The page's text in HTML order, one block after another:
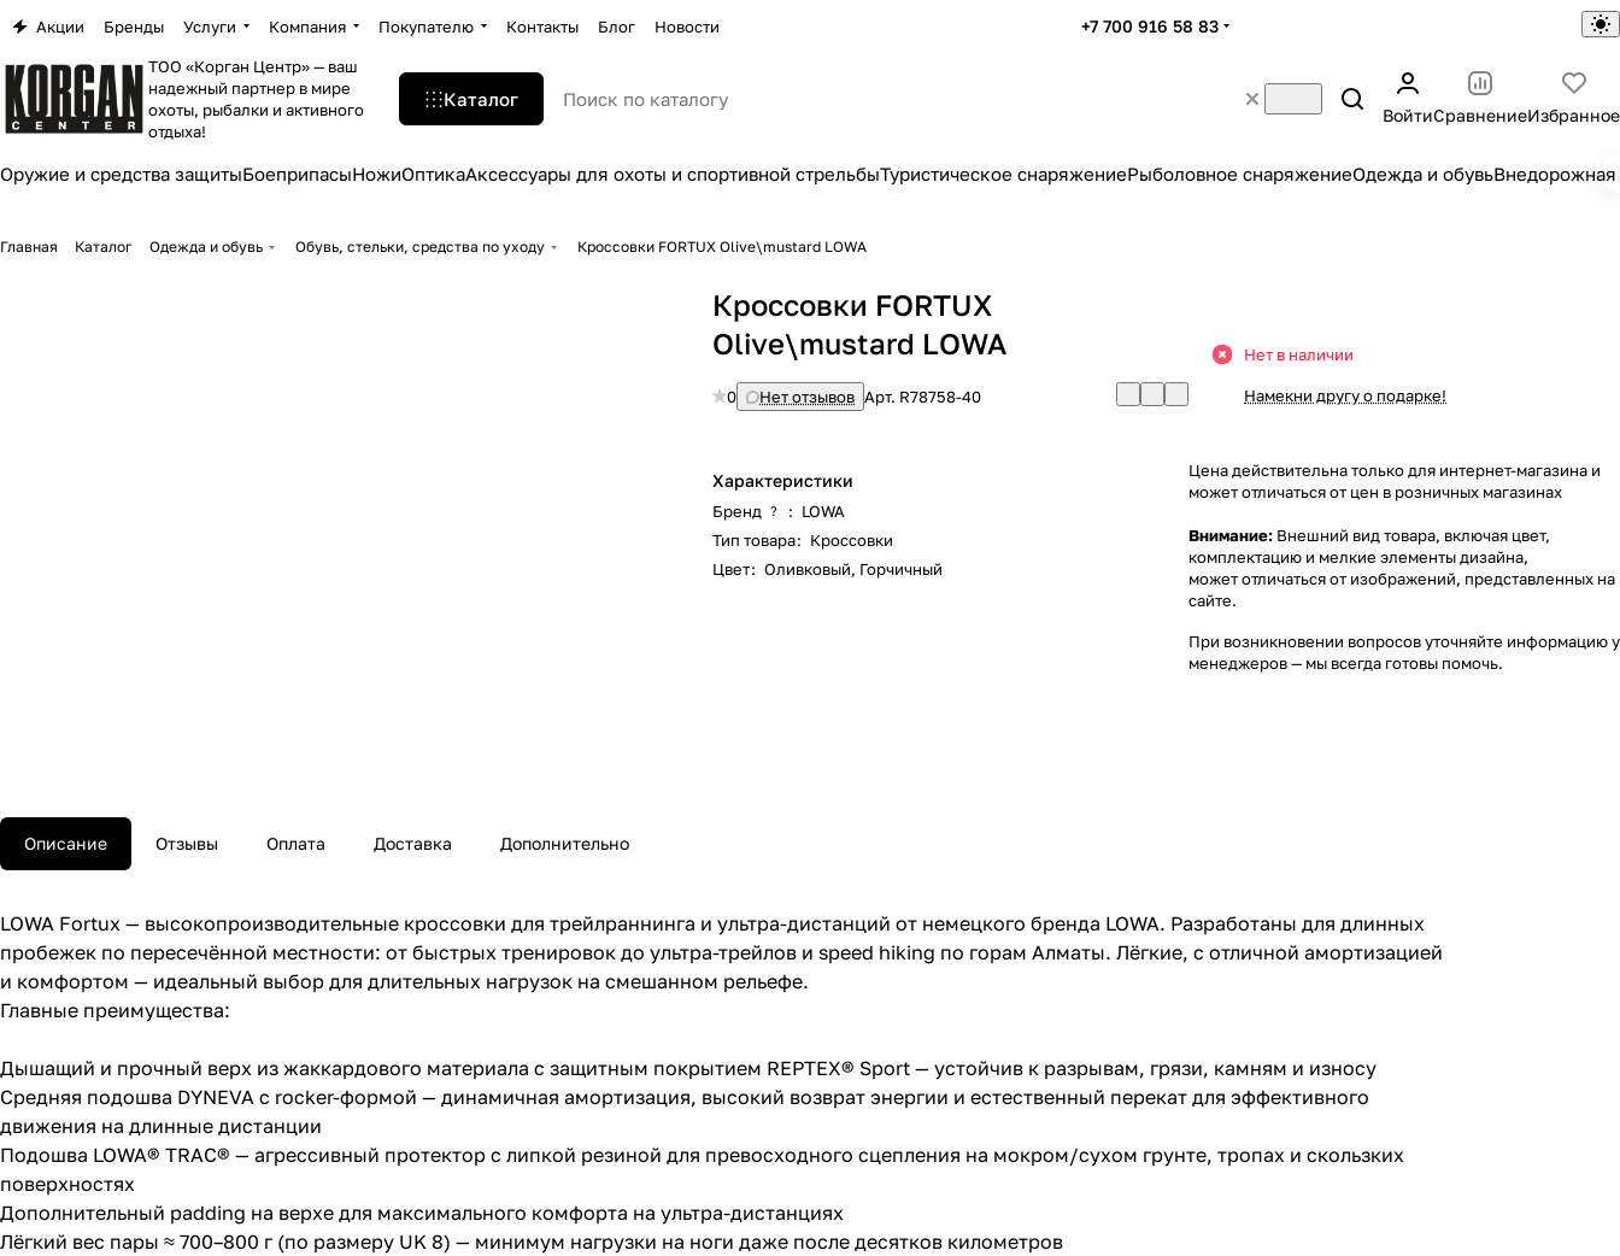
Акции Бренды Услуги Компания Покупателю Контакты Блог Новости +7 700 916 58 83
ТОО «Корган Центр» — ваш
надежный партнер в мире
охоты, рыбалки и активного
отдыха!
Каталог
ВойтиСравнениеИзбранное
Оружие и средства защитыБоеприпасыНожиОптикаАксессуары для охоты и спортивной стрельбыТуристическое снаряжениеРыболовное снаряжениеОдежда и обувьВнедорожная
Главная Каталог Одежда и обувь Обувь, стельки, средства по уходу Кроссовки FORTUX Olive\mustard LOWA
Кроссовки FORTUX
Olive\mustard LOWA
0 Нет отзывов Арт. R78758-40
Характеристики
Бренд ? : LOWA
Тип товара: Кроссовки
Цвет: Оливковый, Горчичный
Нет в наличии
Намекни другу о подарке!
Цена действительна только для интернет-магазина и
может отличаться от цен в розничных магазинах
Внимание: Внешний вид товара, включая цвет,
комплектацию и мелкие элементы дизайна,
может отличаться от изображений, представленных на
сайте.
При возникновении вопросов уточняйте информацию у
менеджеров— мы всегда готовы помочь.
Описание Отзывы Оплата Доставка Дополнительно
LOWA Fortux — высокопроизводительные кроссовки для трейлраннинга и ультра-дистанций от немецкого бренда LOWA. Разработаны для длинных
пробежек по пересечённой местности: от быстрых тренировок до ультра-трейлов и speed hiking по горам Алматы. Лёгкие, с отличной амортизацией
и комфортом — идеальный выбор для длительных нагрузок на смешанном рельефе.
Главные преимущества:
Дышащий и прочный верх из жаккардового материала с защитным покрытием REPTEX® Sport — устойчив к разрывам, грязи, камням и износу
Средняя подошва DYNEVA с rocker-формой — динамичная амортизация, высокий возврат энергии и естественный перекат для эффективного
движения на длинные дистанции
Подошва LOWA® TRAC® — агрессивный протектор с липкой резиной для превосходного сцепления на мокром/сухом грунте, тропах и скользких
поверхностях
Дополнительный padding на верхе для максимального комфорта на ультра-дистанциях
Лёгкий вес пары ≈ 700–800 г (по размеру UK 8) — минимум нагрузки на ноги даже после десятков километров